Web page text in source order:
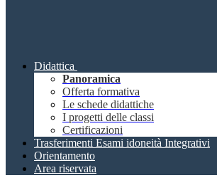
Didattica
Panoramica
Offerta formativa
Le schede didattiche
I progetti delle classi
Certificazioni
Trasferimenti Esami idoneità Integrativi
Orientamento
Area riservata